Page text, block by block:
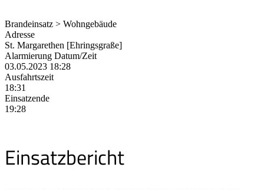
Brandeinsatz > Wohngebäude
Adresse
St. Margarethen [Ehringsgraße]
Alarmierung Datum/Zeit
03.05.2023 18:28
Ausfahrtszeit
18:31
Einsatzende
19:28
Einsatzbericht